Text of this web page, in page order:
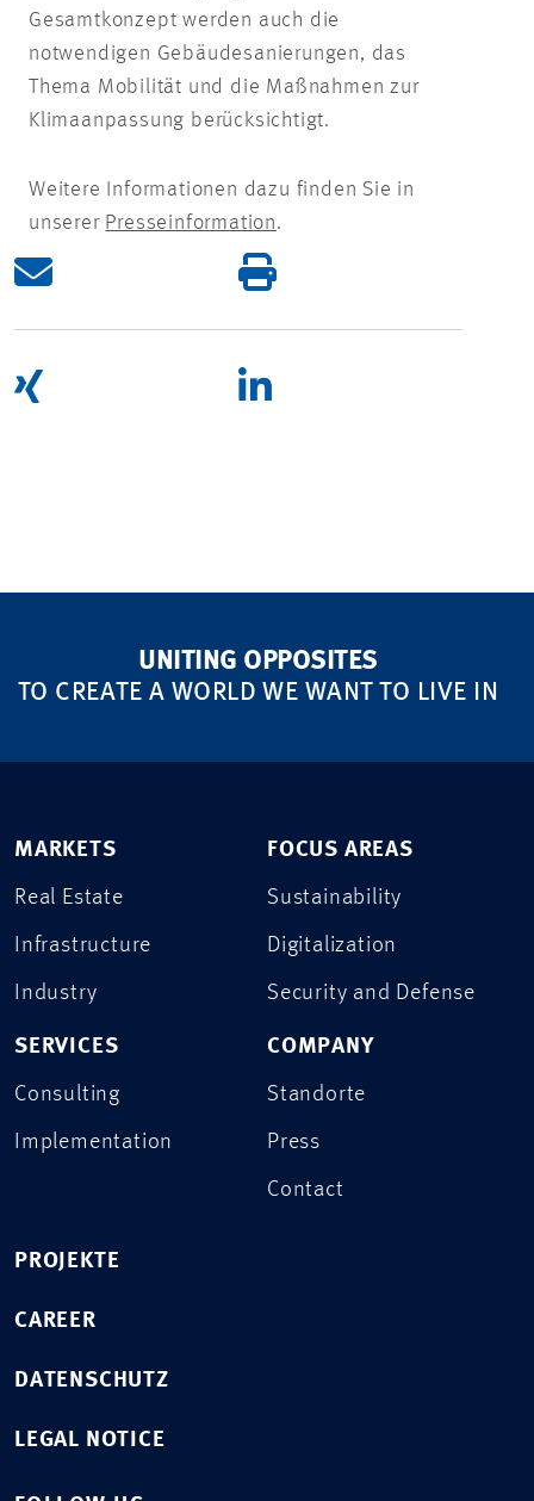
Gesamtkonzept werden auch die
notwendigen Gebäudesanierungen, das
Thema Mobilität und die Maßnahmen zur
Klimaanpassung berücksichtigt.
Weitere Informationen dazu finden Sie in
unserer Presseinformation.
UNITING OPPOSITES
TO CREATE A WORLD WE WANT TO LIVE IN
MARKETS
Real Estate
Infrastructure
Industry
SERVICES
Consulting
Implementation
FOCUS AREAS
Sustainability
Digitalization
Security and Defense
COMPANY
Standorte
Press
Contact
PROJEKTE
CAREER
DATENSCHUTZ
LEGAL NOTICE